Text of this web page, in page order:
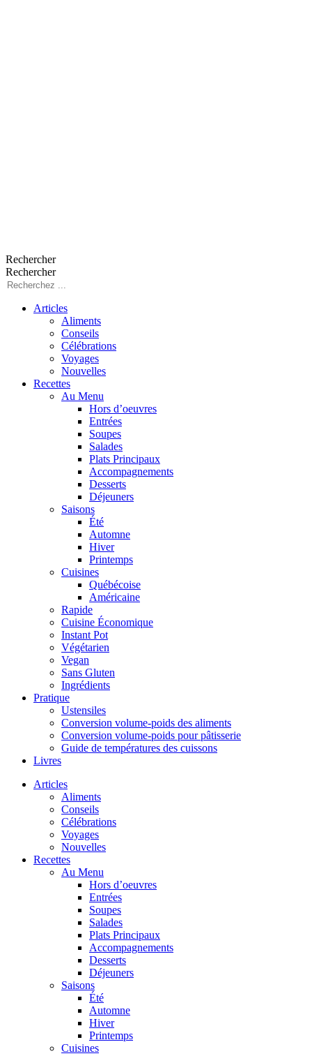
Rechercher
Rechercher
Articles
Aliments
Conseils
Célébrations
Voyages
Nouvelles
Recettes
Au Menu
Hors d’oeuvres
Entrées
Soupes
Salades
Plats Principaux
Accompagnements
Desserts
Déjeuners
Saisons
Été
Automne
Hiver
Printemps
Cuisines
Québécoise
Américaine
Rapide
Cuisine Économique
Instant Pot
Végétarien
Vegan
Sans Gluten
Ingrédients
Pratique
Ustensiles
Conversion volume-poids des aliments
Conversion volume-poids pour pâtisserie
Guide de températures des cuissons
Livres
Articles
Aliments
Conseils
Célébrations
Voyages
Nouvelles
Recettes
Au Menu
Hors d’oeuvres
Entrées
Soupes
Salades
Plats Principaux
Accompagnements
Desserts
Déjeuners
Saisons
Été
Automne
Hiver
Printemps
Cuisines